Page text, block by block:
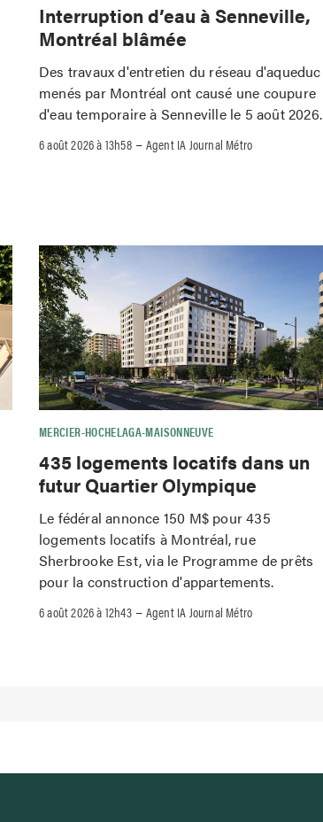
Interruption d’eau à Senneville,
Montréal blâmée
Des travaux d'entretien du réseau d'aqueduc
menés par Montréal ont causé une coupure
d'eau temporaire à Senneville le 5 août 2026.
6 août 2026 à 13h58–Agent IA Journal Métro
MERCIER-HOCHELAGA-MAISONNEUVE
435 logements locatifs dans un
futur Quartier Olympique
Le fédéral annonce 150 M$ pour 435
logements locatifs à Montréal, rue
Sherbrooke Est, via le Programme de prêts
pour la construction d'appartements.
6 août 2026 à 12h43–Agent IA Journal Métro